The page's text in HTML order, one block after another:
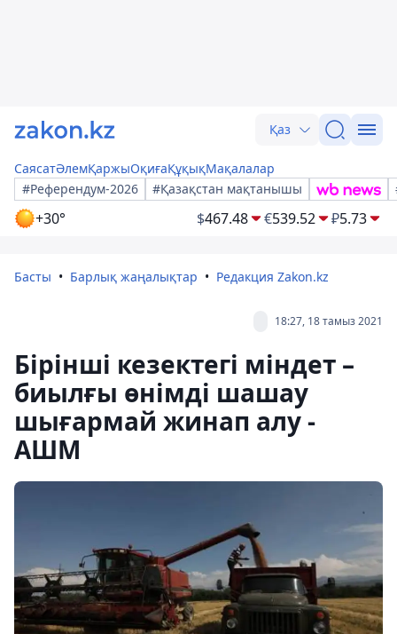
Қаз
СаясатӘлемҚаржыОқиғаҚұқықМақалалар
#Референдум-2026
#Қазақстан мақтанышы
+30° $467.48 €539.52 ₽5.73
Басты Барлық жаңалықтар Редакция Zakon.kz
18:27, 18 тамыз 2021
Бірінші кезектегі міндет –
биылғы өнімді шашау
шығармай жинап алу -
АШМ